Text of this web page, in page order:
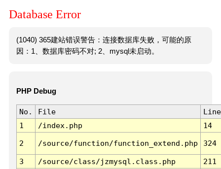
Database Error
(1040) 365建站错误警告：连接数据库失败，可能的原
因：1、数据库密码不对; 2、mysql未启动。
PHP Debug
No. File
Line
1
/index.php 14
2 /source/function/function_extend.php 324
3 /source/class/jzmysql.class.php
211